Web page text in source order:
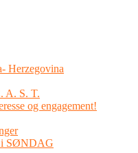
Herzegovina
A. S. T.
og engagement!
i SØNDAG